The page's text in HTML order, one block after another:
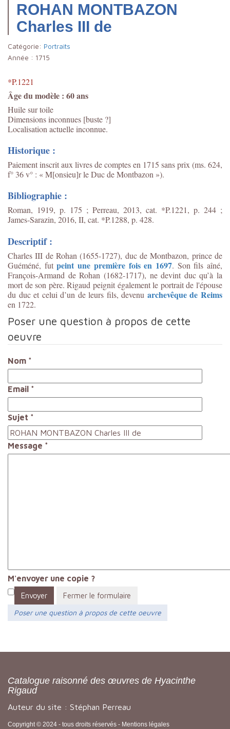
ROHAN MONTBAZON
Charles III de
Catégorie: Portraits
Année : 1715
*P.1221
Âge du modèle : 60 ans
Huile sur toile
Dimensions inconnues [buste ?]
Localisation actuelle inconnue.
Historique :
Paiement inscrit aux livres de comptes en 1715 sans prix (ms. 624,
f° 36 v° : « M[onsieu]r le Duc de Montbazon »).
Bibliographie :
Roman, 1919, p. 175 ; Perreau, 2013, cat. *P.1221, p. 244 ;
James-Sarazin, 2016, II, cat. *P.1288, p. 428.
Descriptif :
Charles III de Rohan (1655-1727), duc de Montbazon, prince de
Guéméné, futpeint une première fois en 1697. Son fils aîné,
François-Armand de Rohan (1682-1717), ne devint duc qu’à la
mort de son père. Rigaud peignit également le portrait de l'épouse
du duc et celui d’un de leurs fils, devenu archevêque de Reims
en 1722.
Poser une question à propos de cette
oeuvre
Nom *
Email *
Sujet *
Message *
M'envoyer une copie ?
Envoyer
Fermer le formulaire
Poser une question à propos de cette oeuvre
Catalogue raisonné des œuvres de Hyacinthe
Rigaud
Auteur du site : Stéphan Perreau
Copyright © 2024 - tous droits réservés - Mentions légales